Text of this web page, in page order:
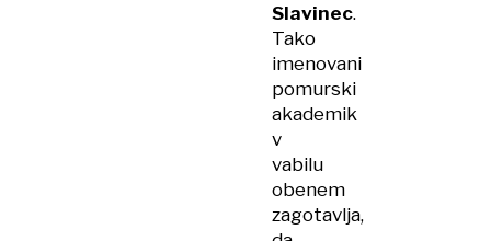
Slavinec.
Tako
imenovani
pomurski
akademik
v
vabilu
obenem
zagotavlja,